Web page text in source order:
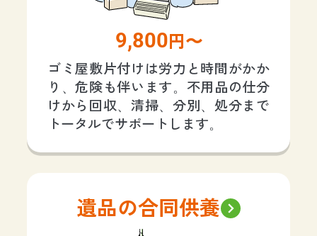
9,800 円〜
ゴミ屋敷片付けは労力と時間がかか
り、危険も伴います。不用品の仕分
けから回収、清掃、分別、処分まで
トータルでサポートします。
遺品の合同供養